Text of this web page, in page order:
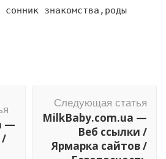
сонник знакомства,роды
—
/
Следующая статья
MilkBaby.com.ua —
Веб ссылки /
Ярмарка сайтов /